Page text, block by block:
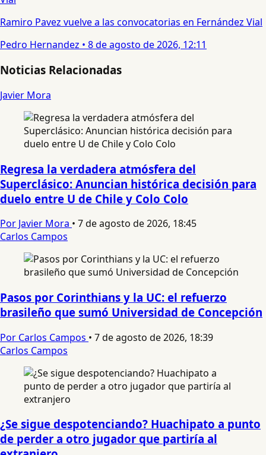
Ramiro Pavez vuelve a las convocatorias en Fernández Vial
Pedro Hernandez • 8 de agosto de 2026, 12:11
Noticias Relacionadas
Javier Mora
Regresa la verdadera atmósfera del
Superclásico: Anuncian histórica decisión para
duelo entre U de Chile y Colo Colo
Por Javier Mora • 7 de agosto de 2026, 18:45
Carlos Campos
Pasos por Corinthians y la UC: el refuerzo
brasileño que sumó Universidad de Concepción
Por Carlos Campos • 7 de agosto de 2026, 18:39
Carlos Campos
¿Se sigue despotenciando? Huachipato a punto
de perder a otro jugador que partiría al